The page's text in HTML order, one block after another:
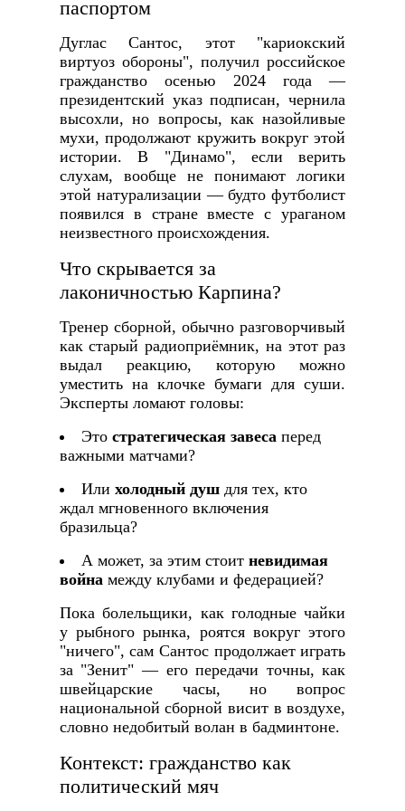
паспортом
Дуглас Сантос, этот "кариокский
виртуоз обороны", получил российское
гражданство осенью 2024 года —
президентский указ подписан, чернила
высохли, но вопросы, как назойливые
мухи, продолжают кружить вокруг этой
истории. В "Динамо", если верить
слухам, вообще не понимают логики
этой натурализации — будто футболист
появился в стране вместе с ураганом
неизвестного происхождения.
Что скрывается за
лаконичностью Карпина?
Тренер сборной, обычно разговорчивый
как старый радиоприёмник, на этот раз
выдал реакцию, которую можно
уместить на клочке бумаги для суши.
Эксперты ломают головы:
Это стратегическая завесаперед
важными матчами?
Или холодный душдля тех, кто
ждал мгновенного включения
бразильца?
А может, за этим стоит невидимая
войнамежду клубами и федерацией?
Пока болельщики, как голодные чайки
у рыбного рынка, роятся вокруг этого
"ничего", сам Сантос продолжает играть
за "Зенит" — его передачи точны, как
швейцарские часы, но вопрос
национальной сборной висит в воздухе,
словно недобитый волан в бадминтоне.
Контекст: гражданство как
политический мяч